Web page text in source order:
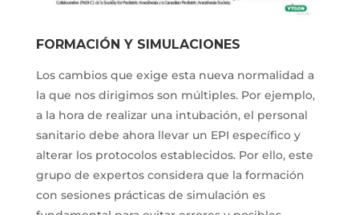
FORMACIÓN Y SIMULACIONES
Los cambios que exige esta nueva normalidad a
la que nos dirigimos son múltiples. Por ejemplo,
a la hora de realizar una intubación, el personal
sanitario debe ahora llevar un EPI específico y
alterar los protocolos establecidos. Por ello, este
grupo de expertos considera que la formación
con sesiones prácticas de simulación es